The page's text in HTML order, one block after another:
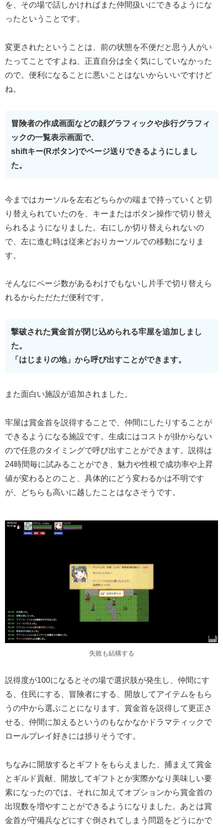
を、その場で話しかければまた仲間扱いにできるようにな
ったということです。
変更されたということは、前の状態を不便だと思う人がい
たってことですよね、正直自分は全く気にしていなかった
ので。便利になることに悪いことはないからいいですけど
ね。
冒険者の作成画面などの顔グラフィックや歩行グラフィ
ックの一覧表示画面で、
shiftキー(Rボタン)でページ送りできるようにしまし
た。
今まではカーソルを左右どちらかの端まで持っていくと切
り替えられていたのを、キーまたはボタン操作で切り替え
られるようになりました。右にしか切り替えられないの
で、左に進む時は従来どおりカーソルでの移動になりま
す。
そんなにページ数があるわけでもないし片手で切り替えら
れるからただただ便利です。
撃破された賞金首が閉じ込められる牢屋を追加しまし
た。
「はじまりの地」から呼び出すことができます。
また面白い施設が追加されました。
牢屋は賞金首を説得することで、仲間にしたりすることが
できるようになる施設です。生成にはコストが掛からない
ので任意のタイミングで呼び出すことができます。説得は
24時間毎に試みることができ、魅力や性根で成功率や上昇
値が変わるとのこと、具体的にどう変わるかは不明です
が、どちらも高いに越したことはなさそうです。
失敗も結構する
説得度が100になるとその場で選択肢が発生し、仲間にす
る、住民にする、冒険者にする、開放してアイテムをもら
うの中から選ぶことになります。賞金首を説得して更正さ
せる、仲間に加えるというのもなかなかドラマティックで
ロールプレイ好きには捗りそうです。
ちなみに開放するとギフトをもらえました、捕まえて賞金
とギルド貢献、開放してギフトとか実際かなり美味しい要
素になったのでは。それに加えてオプションから賞金首の
出現数を増やすことができるようになりました。あとは賞
金首が守備兵などにすぐ倒されてしまう問題をどうにかで